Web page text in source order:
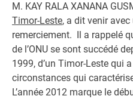
M. KAY RALA XANANA
Timor-Leste, a dit venir
remerciement. Il a rappelé
de l’ONU se sont succédé
1999, d’un Timor-Leste qui
circonstances qui
L’année 2012 marque le